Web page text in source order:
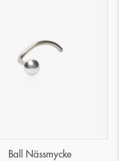
Ball Nässmycke